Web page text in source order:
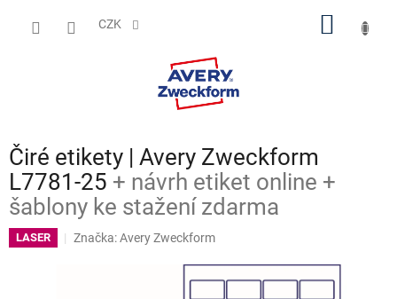
CZK
Čiré etikety | Avery Zweckform
L7781-25 + návrh etiket online +
šablony ke stažení zdarma
LASER Značka:Avery Zweckform